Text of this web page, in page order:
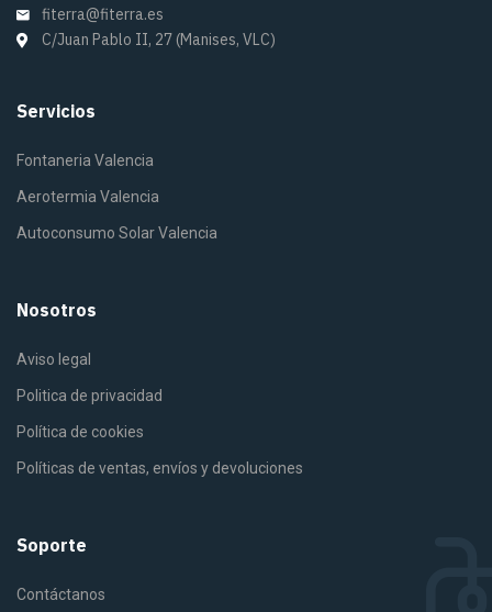
fiterra@fiterra.es
C/Juan Pablo II, 27 (Manises, VLC)
Servicios
Fontaneria Valencia
Aerotermia Valencia
Autoconsumo Solar Valencia
Nosotros
Aviso legal
Politica de privacidad
Política de cookies
Políticas de ventas, envíos y devoluciones
Soporte
Contáctanos